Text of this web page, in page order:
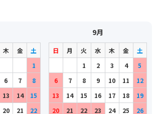
木 金
土
1
6 7
8
13 14
15
20 21 22
9月
日 月 火 水 木 金
土
1
2 3 4
5
6
7 8 9 10 11
12
13
14 15 16 17 18
19
20
21 22 23 24 25 26